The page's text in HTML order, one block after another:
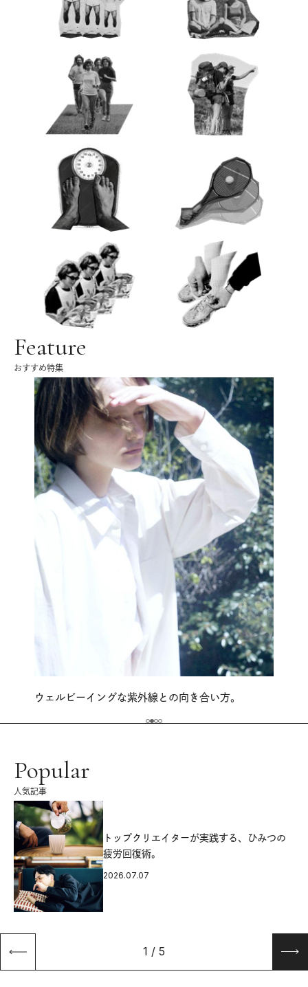
Feature
おすすめ特集
ウェルビーイングな紫外線との向き合い方。
Popular
人気記事
トップクリエイターが実践する、ひみつの
疲労回復術。
2026.07.07
1 / 5